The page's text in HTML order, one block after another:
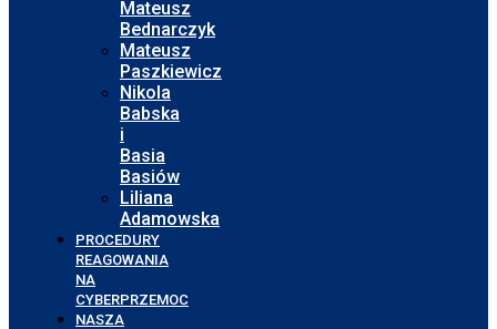
Mateusz
Bednarczyk
Mateusz
Paszkiewicz
Nikola
Babska
i
Basia
Basiów
Liliana
Adamowska
PROCEDURY
REAGOWANIA
NA
CYBERPRZEMOC
NASZA